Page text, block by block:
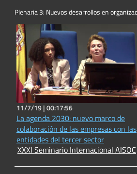
Plenaria 3: Nuevos desarrollos en
11/7/19 |00:17:56
La agenda 2030: nuevo marco de
colaboración de las empresas con las
entidades del tercer sector
XXXI Seminario Internacional AISOC